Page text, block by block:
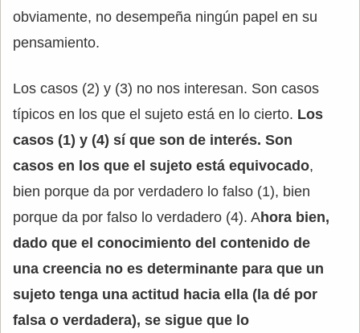
obviamente, no desempeña ningún papel en su
pensamiento.
Los casos (2) y (3) no nos interesan. Son casos
típicos en los que el sujeto está en lo cierto. Los
casos (1) y (4) sí que son de interés. Son
casos en los que el sujeto está equivocado,
bien porque da por verdadero lo falso (1), bien
porque da por falso lo verdadero (4). Ahora bien,
dado que el conocimiento del contenido de
una creencia no es determinante para que un
sujeto tenga una actitud hacia ella (la dé por
falsa o verdadera), se sigue que lo